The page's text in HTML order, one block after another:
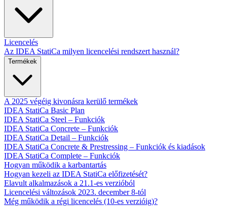
Licencelés
Az IDEA StatiCa milyen licencelési rendszert használ?
Termékek
A 2025 végéig kivonásra kerülő termékek
IDEA StatiCa Basic Plan
IDEA StatiCa Steel – Funkciók
IDEA StatiCa Concrete – Funkciók
IDEA StatiCa Detail – Funkciók
IDEA StatiCa Concrete & Prestressing – Funkciók és kiadások
IDEA StatiCa Complete – Funkciók
Hogyan működik a karbantartás
Hogyan kezeli az IDEA StatiCa előfizetését?
Elavult alkalmazások a 21.1-es verzióból
Licencelési változások 2023. december 8-tól
Még működik a régi licencelés (10-es verzióig)?